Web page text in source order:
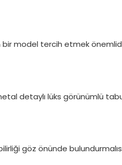
model tercih etmek
detaylı lüks görünümlü
göz önünde